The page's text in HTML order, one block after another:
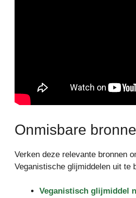
Onmisbare
Verken deze relevante bronnen
Veganistische glijmiddelen uit te
Veganistisch glijmiddel